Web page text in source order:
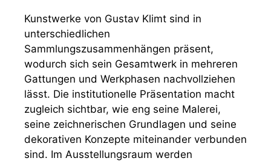
Kunstwerke von Gustav Klimt sind in
unterschiedlichen
Sammlungszusammenhängen präsent,
wodurch sich sein Gesamtwerk in mehreren
Gattungen und Werkphasen nachvollziehen
lässt. Die institutionelle Präsentation macht
zugleich sichtbar, wie eng seine Malerei,
seine zeichnerischen Grundlagen und seine
dekorativen Konzepte miteinander verbunden
sind. Im Ausstellungsraum werden